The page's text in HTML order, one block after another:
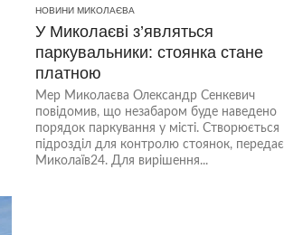
НОВИНИ МИКОЛАЄВА
У Миколаєві з’являться
паркувальники: стоянка стане
платною
Мер Миколаєва Олександр Сенкевич
повідомив, що незабаром буде наведено
порядок паркування у місті. Створюється
підрозділ для контролю стоянок, передає
Миколаїв24. Для вирішення...